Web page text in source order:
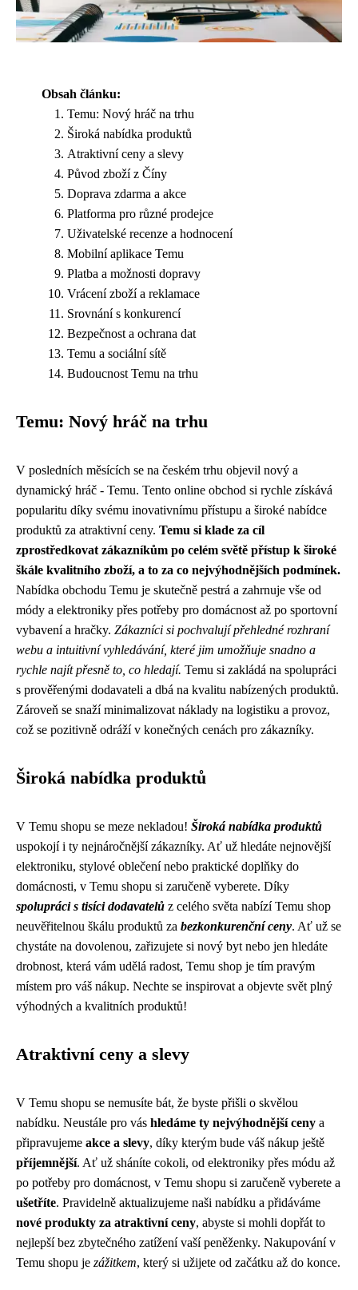
Obsah článku:
Temu: Nový hráč na trhu
Široká nabídka produktů
Atraktivní ceny a slevy
Původ zboží z Číny
Doprava zdarma a akce
Platforma pro různé prodejce
Uživatelské recenze a hodnocení
Mobilní aplikace Temu
Platba a možnosti dopravy
Vrácení zboží a reklamace
Srovnání s konkurencí
Bezpečnost a ochrana dat
Temu a sociální sítě
Budoucnost Temu na trhu
Temu: Nový hráč na trhu
V posledních měsících se na českém trhu objevil nový a
dynamický hráč - Temu. Tento online obchod si rychle získává
popularitu díky svému inovativnímu přístupu a široké nabídce
produktů za atraktivní ceny. Temu si klade za cíl
zprostředkovat zákazníkům po celém světě přístup k široké
škále kvalitního zboží, a to za co nejvýhodnějších podmínek.
Nabídka obchodu Temu je skutečně pestrá a zahrnuje vše od
módy a elektroniky přes potřeby pro domácnost až po sportovní
vybavení a hračky. Zákazníci si pochvalují přehledné rozhraní
webu a intuitivní vyhledávání, které jim umožňuje snadno a
rychle najít přesně to, co hledají. Temu si zakládá na spolupráci
s prověřenými dodavateli a dbá na kvalitu nabízených produktů.
Zároveň se snaží minimalizovat náklady na logistiku a provoz,
což se pozitivně odráží v konečných cenách pro zákazníky.
Široká nabídka produktů
V Temu shopu se meze nekladou! Široká nabídka produktů
uspokojí i ty nejnáročnější zákazníky. Ať už hledáte nejnovější
elektroniku, stylové oblečení nebo praktické doplňky do
domácnosti, v Temu shopu si zaručeně vyberete. Díky
spolupráci s tisíci dodavatelů z celého světa nabízí Temu shop
neuvěřitelnou škálu produktů za bezkonkurenční ceny. Ať už se
chystáte na dovolenou, zařizujete si nový byt nebo jen hledáte
drobnost, která vám udělá radost, Temu shop je tím pravým
místem pro váš nákup. Nechte se inspirovat a objevte svět plný
výhodných a kvalitních produktů!
Atraktivní ceny a slevy
V Temu shopu se nemusíte bát, že byste přišli o skvělou
nabídku. Neustále pro vás hledáme ty nejvýhodnější ceny a
připravujeme akce a slevy, díky kterým bude váš nákup ještě
příjemnější. Ať už sháníte cokoli, od elektroniky přes módu až
po potřeby pro domácnost, v Temu shopu si zaručeně vyberete a
ušetříte. Pravidelně aktualizujeme naši nabídku a přidáváme
nové produkty za atraktivní ceny, abyste si mohli dopřát to
nejlepší bez zbytečného zatížení vaší peněženky. Nakupování v
Temu shopu je zážitkem, který si užijete od začátku až do konce.